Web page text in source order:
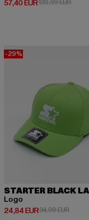
57,40 EUR
Derzeitiger Preis: 57,40
139,99 EUR
-29%
STARTER BLACK
Logo
24,84 EUR
Derzeitiger Preis: 24,84
34,99 EUR